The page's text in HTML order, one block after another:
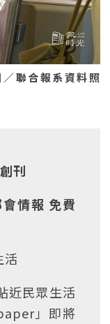
聯合報系資料照
刊
情報 免費
活
近民眾生活
」即將